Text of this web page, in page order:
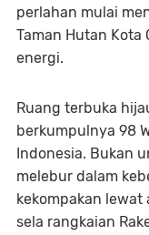
perlahan mulai
Taman Hutan
energi.
Ruang terbuka
berkumpulnya 98
Indonesia. Bukan
melebur dalam
kekompakan lewat
sela rangkaian